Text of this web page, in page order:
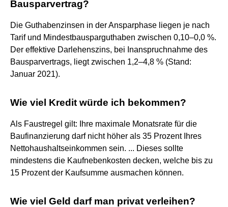
Bausparvertrag?
Die Guthabenzinsen in der Ansparphase liegen je nach
Tarif und Mindestbausparguthaben zwischen 0,10–0,0 %.
Der effektive Darlehenszins, bei Inanspruchnahme des
Bausparvertrags, liegt zwischen 1,2–4,8 % (Stand:
Januar 2021).
Wie viel Kredit würde ich bekommen?
Als Faustregel gilt: Ihre maximale Monatsrate für die
Baufinanzierung darf nicht höher als 35 Prozent Ihres
Nettohaushaltseinkommen sein. ... Dieses sollte
mindestens die Kaufnebenkosten decken, welche bis zu
15 Prozent der Kaufsumme ausmachen können.
Wie viel Geld darf man privat verleihen?